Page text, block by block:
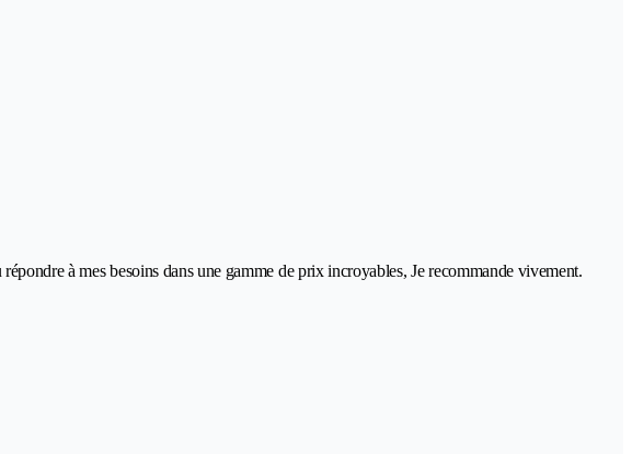
à mes besoins dans une gamme de prix incroyables, Je recommande vivement.